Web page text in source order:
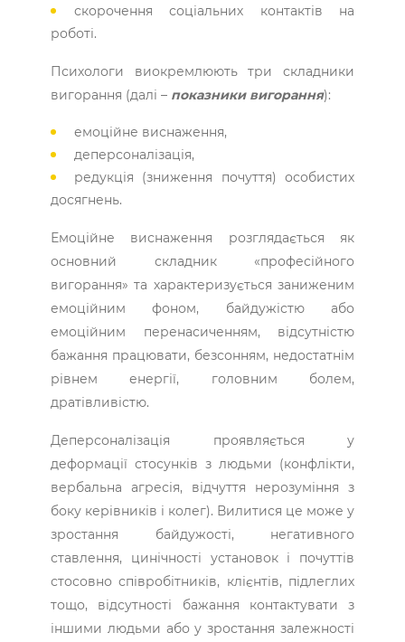
скорочення соціальних контактів на
роботі.
Психологи виокремлюють три складники
вигорання (далі – показники вигорання):
емоційне виснаження,
деперсоналізація,
редукція (зниження почуття) особистих
досягнень.
Емоційне виснаження розглядається як
основний складник «професійного
вигорання» та характеризується заниженим
емоційним фоном, байдужістю або
емоційним перенасиченням, відсутністю
бажання працювати, безсонням, недостатнім
рівнем енергії, головним болем,
дратівливістю.
Деперсоналізація проявляється у
деформації стосунків з людьми (конфлікти,
вербальна агресія, відчуття нерозуміння з
боку керівників і колег). Вилитися це може у
зростання байдужості, негативного
ставлення, цинічності установок і почуттів
стосовно співробітників, клієнтів, підлеглих
тощо, відсутності бажання контактувати з
іншими людьми або у зростання залежності